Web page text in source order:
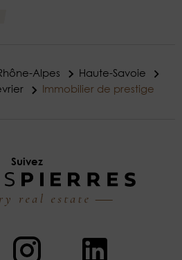
Alpes
Haute-Savoie
Immobilier de prestige
Suivez